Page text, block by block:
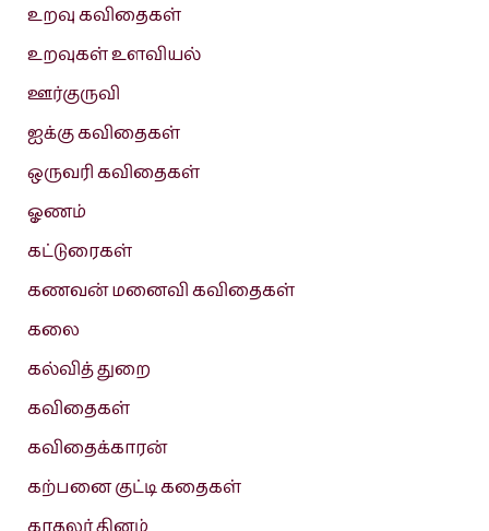
உறவு கவிதைகள்
உறவுகள் உளவியல்
ஊர்குருவி
ஐக்கு கவிதைகள்
ஒருவரி கவிதைகள்
ஓணம்
கட்டுரைகள்
கணவன் மனைவி கவிதைகள்
கலை
கல்வித் துறை
கவிதைகள்
கவிதைக்காரன்
கற்பனை குட்டி கதைகள்